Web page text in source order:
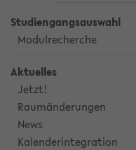
Studiengangsauswahl
Modulrecherche
Aktuelles
Jetzt!
Raumänderungen
News
Kalenderintegration